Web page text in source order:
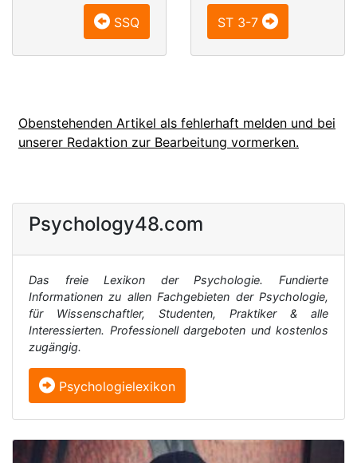
SSQ ST 3-7
Obenstehenden Artikel als fehlerhaft melden und bei
unserer Redaktion zur Bearbeitung vormerken.
Psychology48.com
Das freie Lexikon der Psychologie. Fundierte
Informationen zu allen Fachgebieten der Psychologie,
für Wissenschaftler, Studenten, Praktiker & alle
Interessierten. Professionell dargeboten und kostenlos
zugängig.
Psychologielexikon